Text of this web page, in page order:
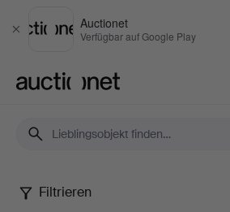
Schließen
Auctionet
Verfügbar auf Google Play
Standuhren
Filtrieren